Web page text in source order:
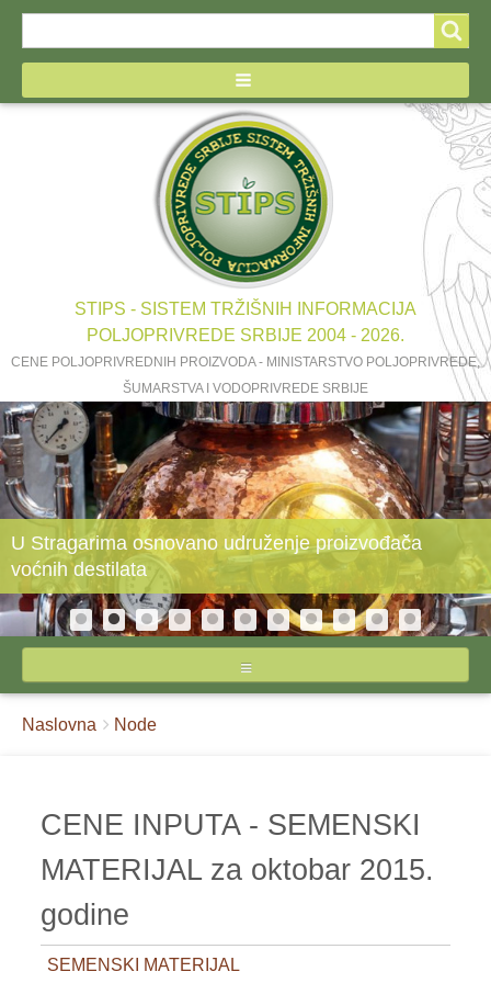
Search
form
STIPS - SISTEM TRŽIŠNIH INFORMACIJA
POLJOPRIVREDE SRBIJE 2004 - 2026.
CENE POLJOPRIVREDNIH PROIZVODA - MINISTARSTVO POLJOPRIVREDE,
ŠUMARSTVA I VODOPRIVREDE SRBIJE
U Stragarima osnovano udruženje proizvođača
voćnih destilata
NASLOVNA
INPUTI
JAJA I ŽIVINSKO MESO
Breadcrumbs
You
Naslovna Node
CENE INPUTA - SEMENSKI
MATERIJAL za oktobar 2015.
godine
SEMENSKI MATERIJAL